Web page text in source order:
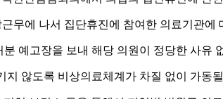
무에 나서 집단휴진에 참여한 의료기관
예고장을 보내 해당 의원이 정당한 사유
않도록 비상의료체계가 차질 없이 가동